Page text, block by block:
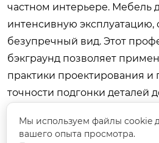
частном интерьере. Мебель
интенсивную эксплуатацию,
безупречный вид. Этот
бэкграунд позволяет
практики проектирования и
точности подгонки деталей
сверхпрочных материалов —
создании индивидуальных
Мы используем файлы cookie
вашего опыта просмотра.